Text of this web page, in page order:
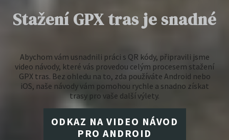
Stažení GPX tras je snadné
Abychom vám usnadnili práci s QR kódy, připravili jsme
video návody, které vás provedou celým procesem stažení
GPX tras. Bez ohledu na to, zda používáte Android nebo
iOS, naše návody vám pomohou rychle a snadno získat
trasy pro vaše další výlety.
ODKAZ NA VIDEO NÁVOD
PRO ANDROID